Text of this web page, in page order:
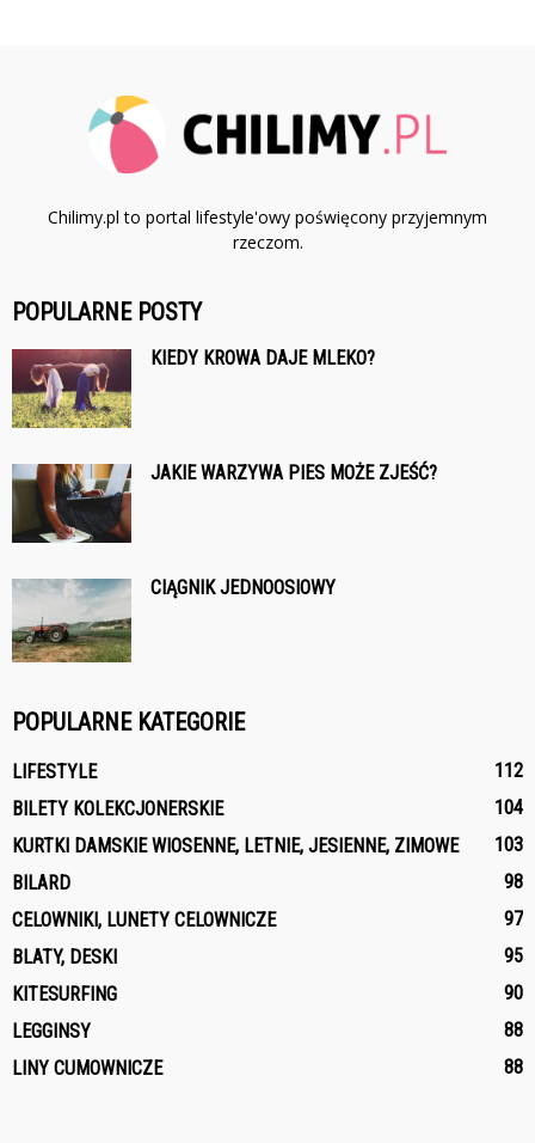
Chilimy.pl to portal lifestyle'owy poświęcony przyjemnym
rzeczom.
POPULARNE POSTY
KIEDY KROWA DAJE MLEKO?
JAKIE WARZYWA PIES MOŻE ZJEŚĆ?
CIĄGNIK JEDNOOSIOWY
POPULARNE KATEGORIE
LIFESTYLE
112
BILETY KOLEKCJONERSKIE
104
KURTKI DAMSKIE WIOSENNE, LETNIE, JESIENNE, ZIMOWE
103
BILARD
98
CELOWNIKI, LUNETY CELOWNICZE
97
BLATY, DESKI
95
KITESURFING
90
LEGGINSY
88
LINY CUMOWNICZE
88